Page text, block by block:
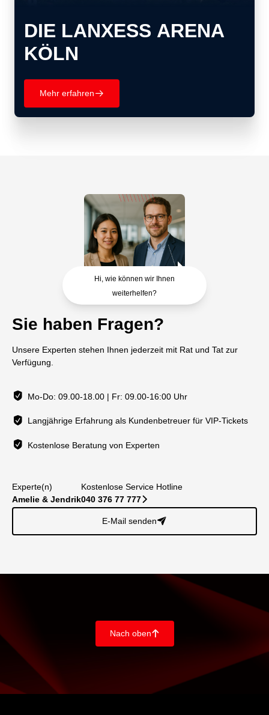
DIE LANXESS ARENA
KÖLN
Mehr erfahren􀄫
Hi, wie können wir Ihnen
weiterhelfen?
Sie haben Fragen?
Unsere Experten stehen Ihnen jederzeit mit Rat und Tat zur
Verfügung.
Mo-Do: 09.00-18.00 | Fr: 09.00-16:00 Uhr
Langjährige Erfahrung als Kundenbetreuer für VIP-Tickets
Kostenlose Beratung von Experten
Experte(n)
Amelie & Jendrik
Kostenlose Service Hotline
040 376 77 777􀆊
E-Mail senden􀈠
Nach oben􀄨